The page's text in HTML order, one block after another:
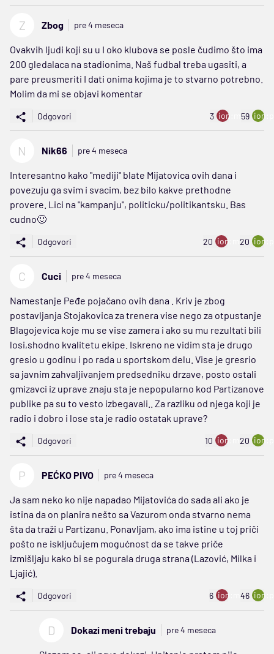
Z Zbog pre 4 meseca
Ovakvih ljudi koji su u I oko klubova se posle čudimo što ima
200 gledalaca na stadionima. Naš fudbal treba ugasiti, a
pare preusmeriti I dati onima kojima je to stvarno potrebno.
Molim da mi se objavi komentar
Odgovori 3 ion:minus
59
N Nik66 pre 4 meseca
Interesantno kako "mediji" blate Mijatovica ovih dana i
povezuju ga svim i svacim, bez bilo kakve prethodne
provere. Lici na "kampanju", politicku/politikantsku. Bas
cudno🙂
Odgovori 20 ion:minus
20
C Cuci pre 4 meseca
Namestanje Peđe pojačano ovih dana . Kriv je zbog
postavljanja Stojakovica za trenera vise nego za otpustanje
Blagojevica koje mu se vise zamera i ako su mu rezultati bili
losi,shodno kvalitetu ekipe. Iskreno ne vidim sta je drugo
gresio u godinu i po rada u sportskom delu. Vise je gresrio
sa javnim zahvaljivanjem predsedniku drzave, posto ostali
gmizavci iz uprave znaju sta je nepopularno kod Partizanove
publike pa su to vesto izbegavali.. Za razliku od njega koji je
radio i dobro i lose sta je radio ostatak uprave?
Odgovori 10 ion:minus
20
P PEĆKO PIVO pre 4 meseca
Ja sam neko ko nije napadao Mijatovića do sada ali ako je
istina da on planira nešto sa Vazurom onda stvarno nema
šta da traži u Partizanu. Ponavljam, ako ima istine u toj priči
pošto ne isključujem mogućnost da se takve priče
izmišljaju kako bi se pogurala druga strana (Lazović, Milka i
Ljajić).
Odgovori 6 ion:minus
46
D Dokazi meni trebaju pre 4 meseca